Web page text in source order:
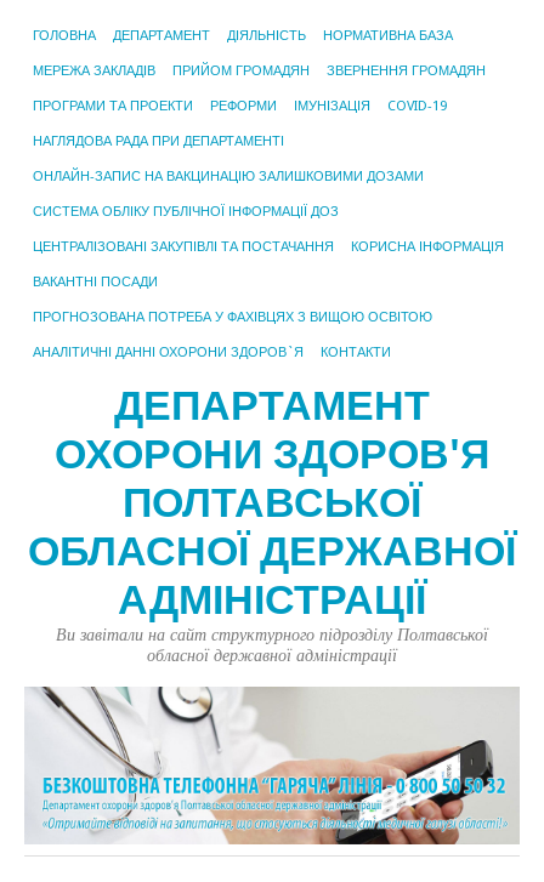
ГОЛОВНА ДЕПАРТАМЕНТ ДІЯЛЬНІСТЬ НОРМАТИВНА БАЗА
МЕРЕЖА ЗАКЛАДІВ ПРИЙОМ ГРОМАДЯН ЗВЕРНЕННЯ ГРОМАДЯН
ПРОГРАМИ ТА ПРОЕКТИ РЕФОРМИ ІМУНІЗАЦІЯ COVID-19
НАГЛЯДОВА РАДА ПРИ ДЕПАРТАМЕНТІ
ОНЛАЙН-ЗАПИС НА ВАКЦИНАЦІЮ ЗАЛИШКОВИМИ ДОЗАМИ
СИСТЕМА ОБЛІКУ ПУБЛІЧНОЇ ІНФОРМАЦІЇ ДОЗ
ЦЕНТРАЛІЗОВАНІ ЗАКУПІВЛІ ТА ПОСТАЧАННЯ КОРИСНА ІНФОРМАЦІЯ
ВАКАНТНІ ПОСАДИ
ПРОГНОЗОВАНА ПОТРЕБА У ФАХІВЦЯХ З ВИЩОЮ ОСВІТОЮ
АНАЛІТИЧНІ ДАННІ ОХОРОНИ ЗДОРОВ`Я КОНТАКТИ
ДЕПАРТАМЕНТ
ОХОРОНИ ЗДОРОВ'Я
ПОЛТАВСЬКОЇ
ОБЛАСНОЇ ДЕРЖАВНОЇ
АДМІНІСТРАЦІЇ
Ви завітали на сайт структурного підрозділу Полтавської
обласної державної адміністрації